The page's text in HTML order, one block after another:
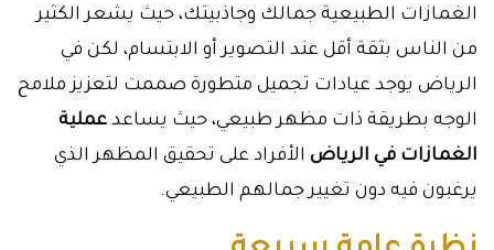
الغمازات الطبيعية جمالك وجاذبيتك، حيث يشعر الكثير
من الناس بثقة أقل عند التصوير أو الابتسام، لكن في
الرياض يوجد عيادات تجميل متطورة صممت لتعزيز ملامح
الوجه بطريقة ذات مظهر طبيعي، حيث يساعد عملية
الغمازات في الرياض الأفراد على تحقيق المظهر الذي
يرغبون فيه دون تغيير جمالهم الطبيعي.